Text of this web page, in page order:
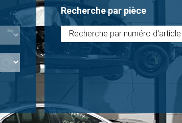
Recherche par pièce